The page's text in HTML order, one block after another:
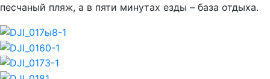
песчаный пляж, а в пяти минутах езды – база отдыха.